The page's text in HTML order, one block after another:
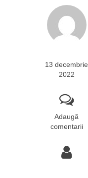
13 decembrie
2022
Adaugă
comentarii